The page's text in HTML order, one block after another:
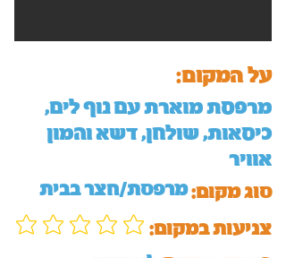
על המקום:
מרפסת מוארת עם נוף לים,
כיסאות, שולחן, דשא והמון
אוויר
סוג מקום:מרפסת/חצר בבית
:צניעות במקום